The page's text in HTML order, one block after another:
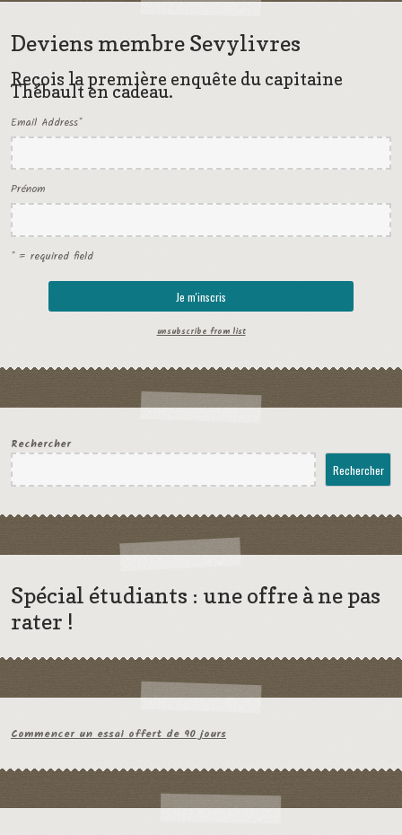
Deviens membre Sevylivres
Reçois la première enquête du capitaine
Thébault en cadeau.
Email Address*
Prénom
* = required field
unsubscribe from list
Rechercher
Rechercher
Spécial étudiants : une offre à ne pas
rater !
Commencer un essai offert de 90 jours